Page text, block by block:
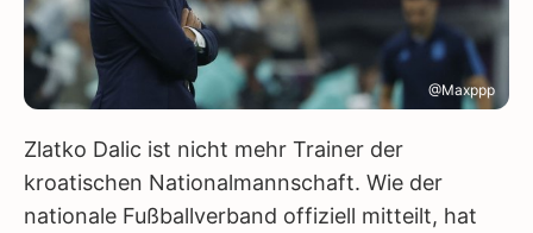
@Maxppp
Zlatko Dalic ist nicht mehr Trainer der
kroatischen Nationalmannschaft. Wie der
nationale Fußballverband offiziell mitteilt, hat